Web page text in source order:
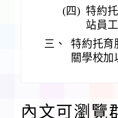
(四) 特約
站員
三、
特約托育
關學校
內文可瀏覽